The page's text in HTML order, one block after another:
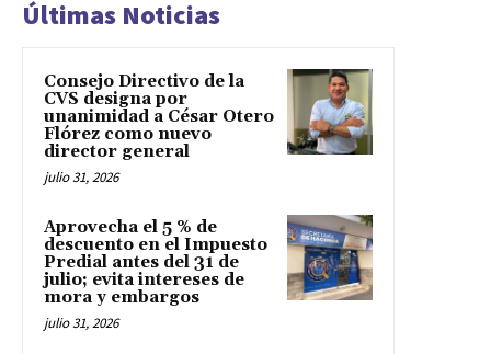
Últimas Noticias
Consejo Directivo de la
CVS designa por
unanimidad a César Otero
Flórez como nuevo
director general
julio 31, 2026
Aprovecha el 5 % de
descuento en el Impuesto
Predial antes del 31 de
julio; evita intereses de
mora y embargos
julio 31, 2026